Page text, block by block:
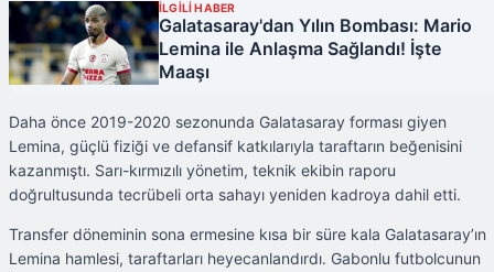
İLGİLİ HABER
Galatasaray'dan Yılın Bombası: Mario
Lemina ile Anlaşma Sağlandı! İşte
Maaşı
Daha önce 2019-2020 sezonunda Galatasaray forması giyen
Lemina, güçlü fiziği ve defansif katkılarıyla taraftarın beğenisini
kazanmıştı. Sarı-kırmızılı yönetim, teknik ekibin raporu
doğrultusunda tecrübeli orta sahayı yeniden kadroya dahil etti.
Transfer döneminin sona ermesine kısa bir süre kala Galatasaray’ın
Lemina hamlesi, taraftarları heyecanlandırdı. Gabonlu futbolcunun